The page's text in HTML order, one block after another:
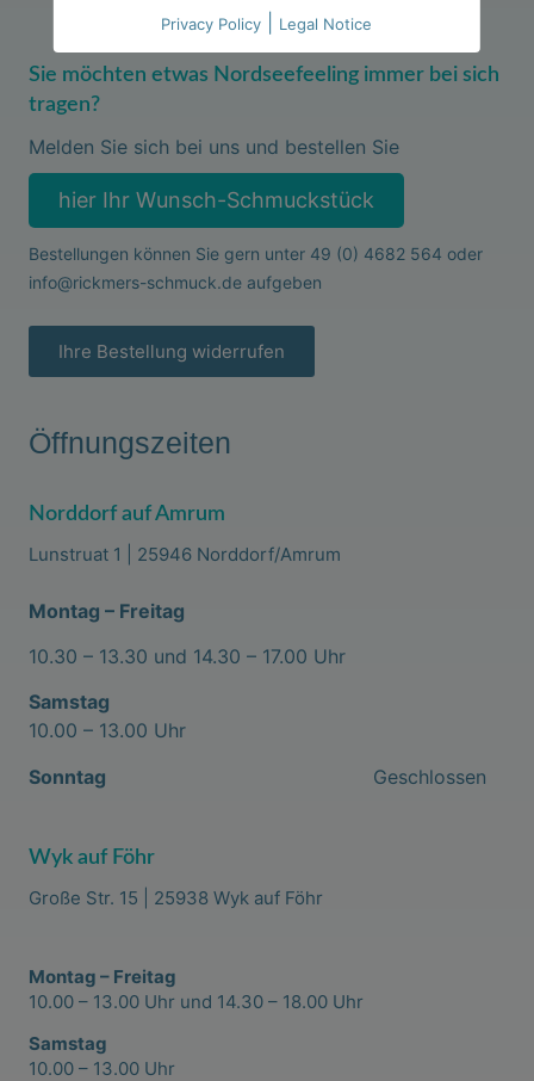
Sie möchten etwas Nordseefeeling immer bei sich
tragen?
Melden Sie sich bei uns und bestellen Sie
hier Ihr Wunsch-Schmuckstück
Bestellungen können Sie gern unter 49 (0) 4682 564 oder
info@rickmers-schmuck.deaufgeben
Ihre Bestellung widerrufen
Öffnungszeiten
Norddorf auf Amrum
Lunstruat 1 | 25946 Norddorf/Amrum
Montag – Freitag
10.30 – 13.30 und 14.30 – 17.00 Uhr
Samstag
10.00 – 13.00 Uhr
Sonntag Geschlossen
Wyk auf Föhr
Große Str. 15 | 25938 Wyk auf Föhr
Montag – Freitag
10.00 – 13.00 Uhr und 14.30 – 18.00 Uhr
Samstag
10.00 – 13.00 Uhr
Privacy Policy Legal Notice